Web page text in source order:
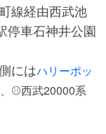
線経由西武池
停車石神井公園
にはハリーポッ
、⚾西武20000系